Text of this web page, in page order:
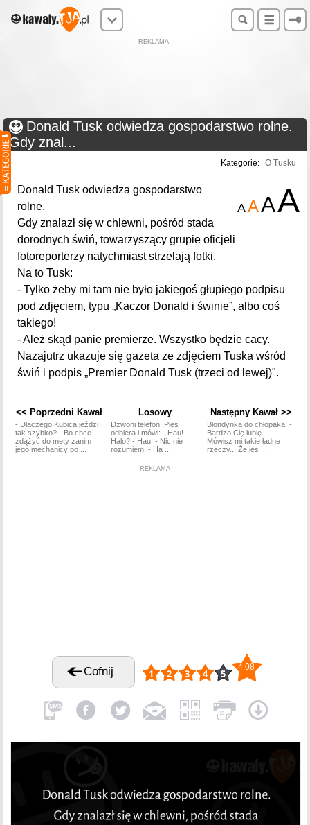
REKLAMA
Donald Tusk odwiedza gospodarstwo rolne.
Gdy znal...
Kategorie: O Tusku
AAAA
Donald Tusk odwiedza gospodarstwo
rolne.
Gdy znalazł się w chlewni, pośród stada
dorodnych świń, towarzyszący grupie oficjeli
fotoreporterzy natychmiast strzelają fotki.
Na to Tusk:
- Tylko żeby mi tam nie było jakiegoś głupiego podpisu
pod zdjęciem, typu „Kaczor Donald i świnie”, albo coś
takiego!
- Ależ skąd panie premierze. Wszystko będzie cacy.
Nazajutrz ukazuje się gazeta ze zdjęciem Tuska wśród
świń i podpis „Premier Donald Tusk (trzeci od lewej)".
<< Poprzedni Kawał
- Dlaczego Kubica jeździ
tak szybko? - Bo chce
zdążyć do mety zanim
jego mechanicy po ...
Losowy
Dzwoni telefon. Pies
odbiera i mówi: - Hau! -
Halo? - Hau! - Nic nie
rozumiem. - Ha ...
Następny Kawał >>
Blondynka do chłopaka: -
Bardzo Cię lubię...
Mówisz mi takie ładne
rzeczy... Że jes ...
REKLAMA
Cofnij 4.08